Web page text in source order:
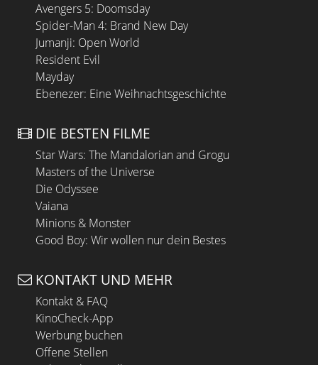
Avengers 5: Doomsday
Spider-Man 4: Brand New Day
Jumanji: Open World
Resident Evil
Mayday
Ebenezer: Eine Weihnachtsgeschichte
DIE BESTEN FILME
Star Wars: The Mandalorian and Grogu
Masters of the Universe
Die Odyssee
Vaiana
Minions & Monster
Good Boy: Wir wollen nur dein Bestes
KONTAKT UND MEHR
Kontakt & FAQ
KinoCheck-App
Werbung buchen
Offene Stellen